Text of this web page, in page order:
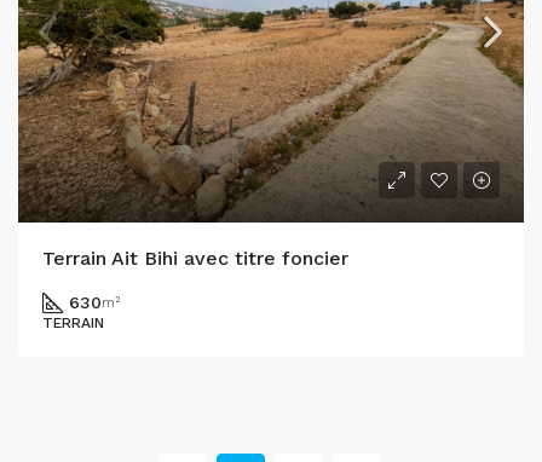
Terrain Ait Bihi avec titre foncier
630m²
TERRAIN